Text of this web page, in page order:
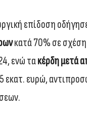
επίδοση
κατά 70% σε
ενώ τακέρδη μετά
εκατ. ευρώ,